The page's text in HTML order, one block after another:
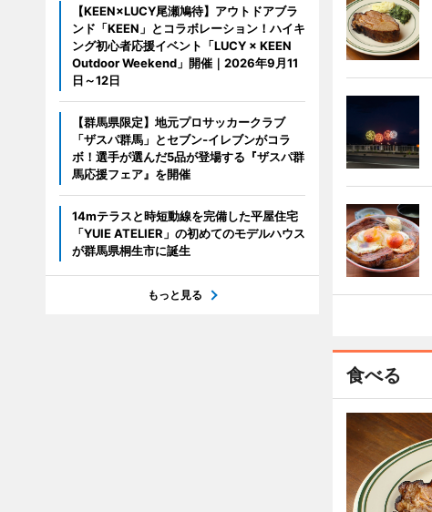
食べる
【KEEN×LUCY尾瀬鳩待】アウトドアブラ
ンド「KEEN」とコラボレーション！ハイキ
ング初心者応援イベント「LUCY × KEEN
Outdoor Weekend」開催｜2026年9月11
日～12日
【群馬県限定】地元プロサッカークラブ
「ザスパ群馬」とセブン‐イレブンがコラ
ボ！選手が選んだ5品が登場する『ザスパ群
馬応援フェア』を開催
14mテラスと時短動線を完備した平屋住宅
「YUIE ATELIER」の初めてのモデルハウス
が群馬県桐生市に誕生
もっと見る